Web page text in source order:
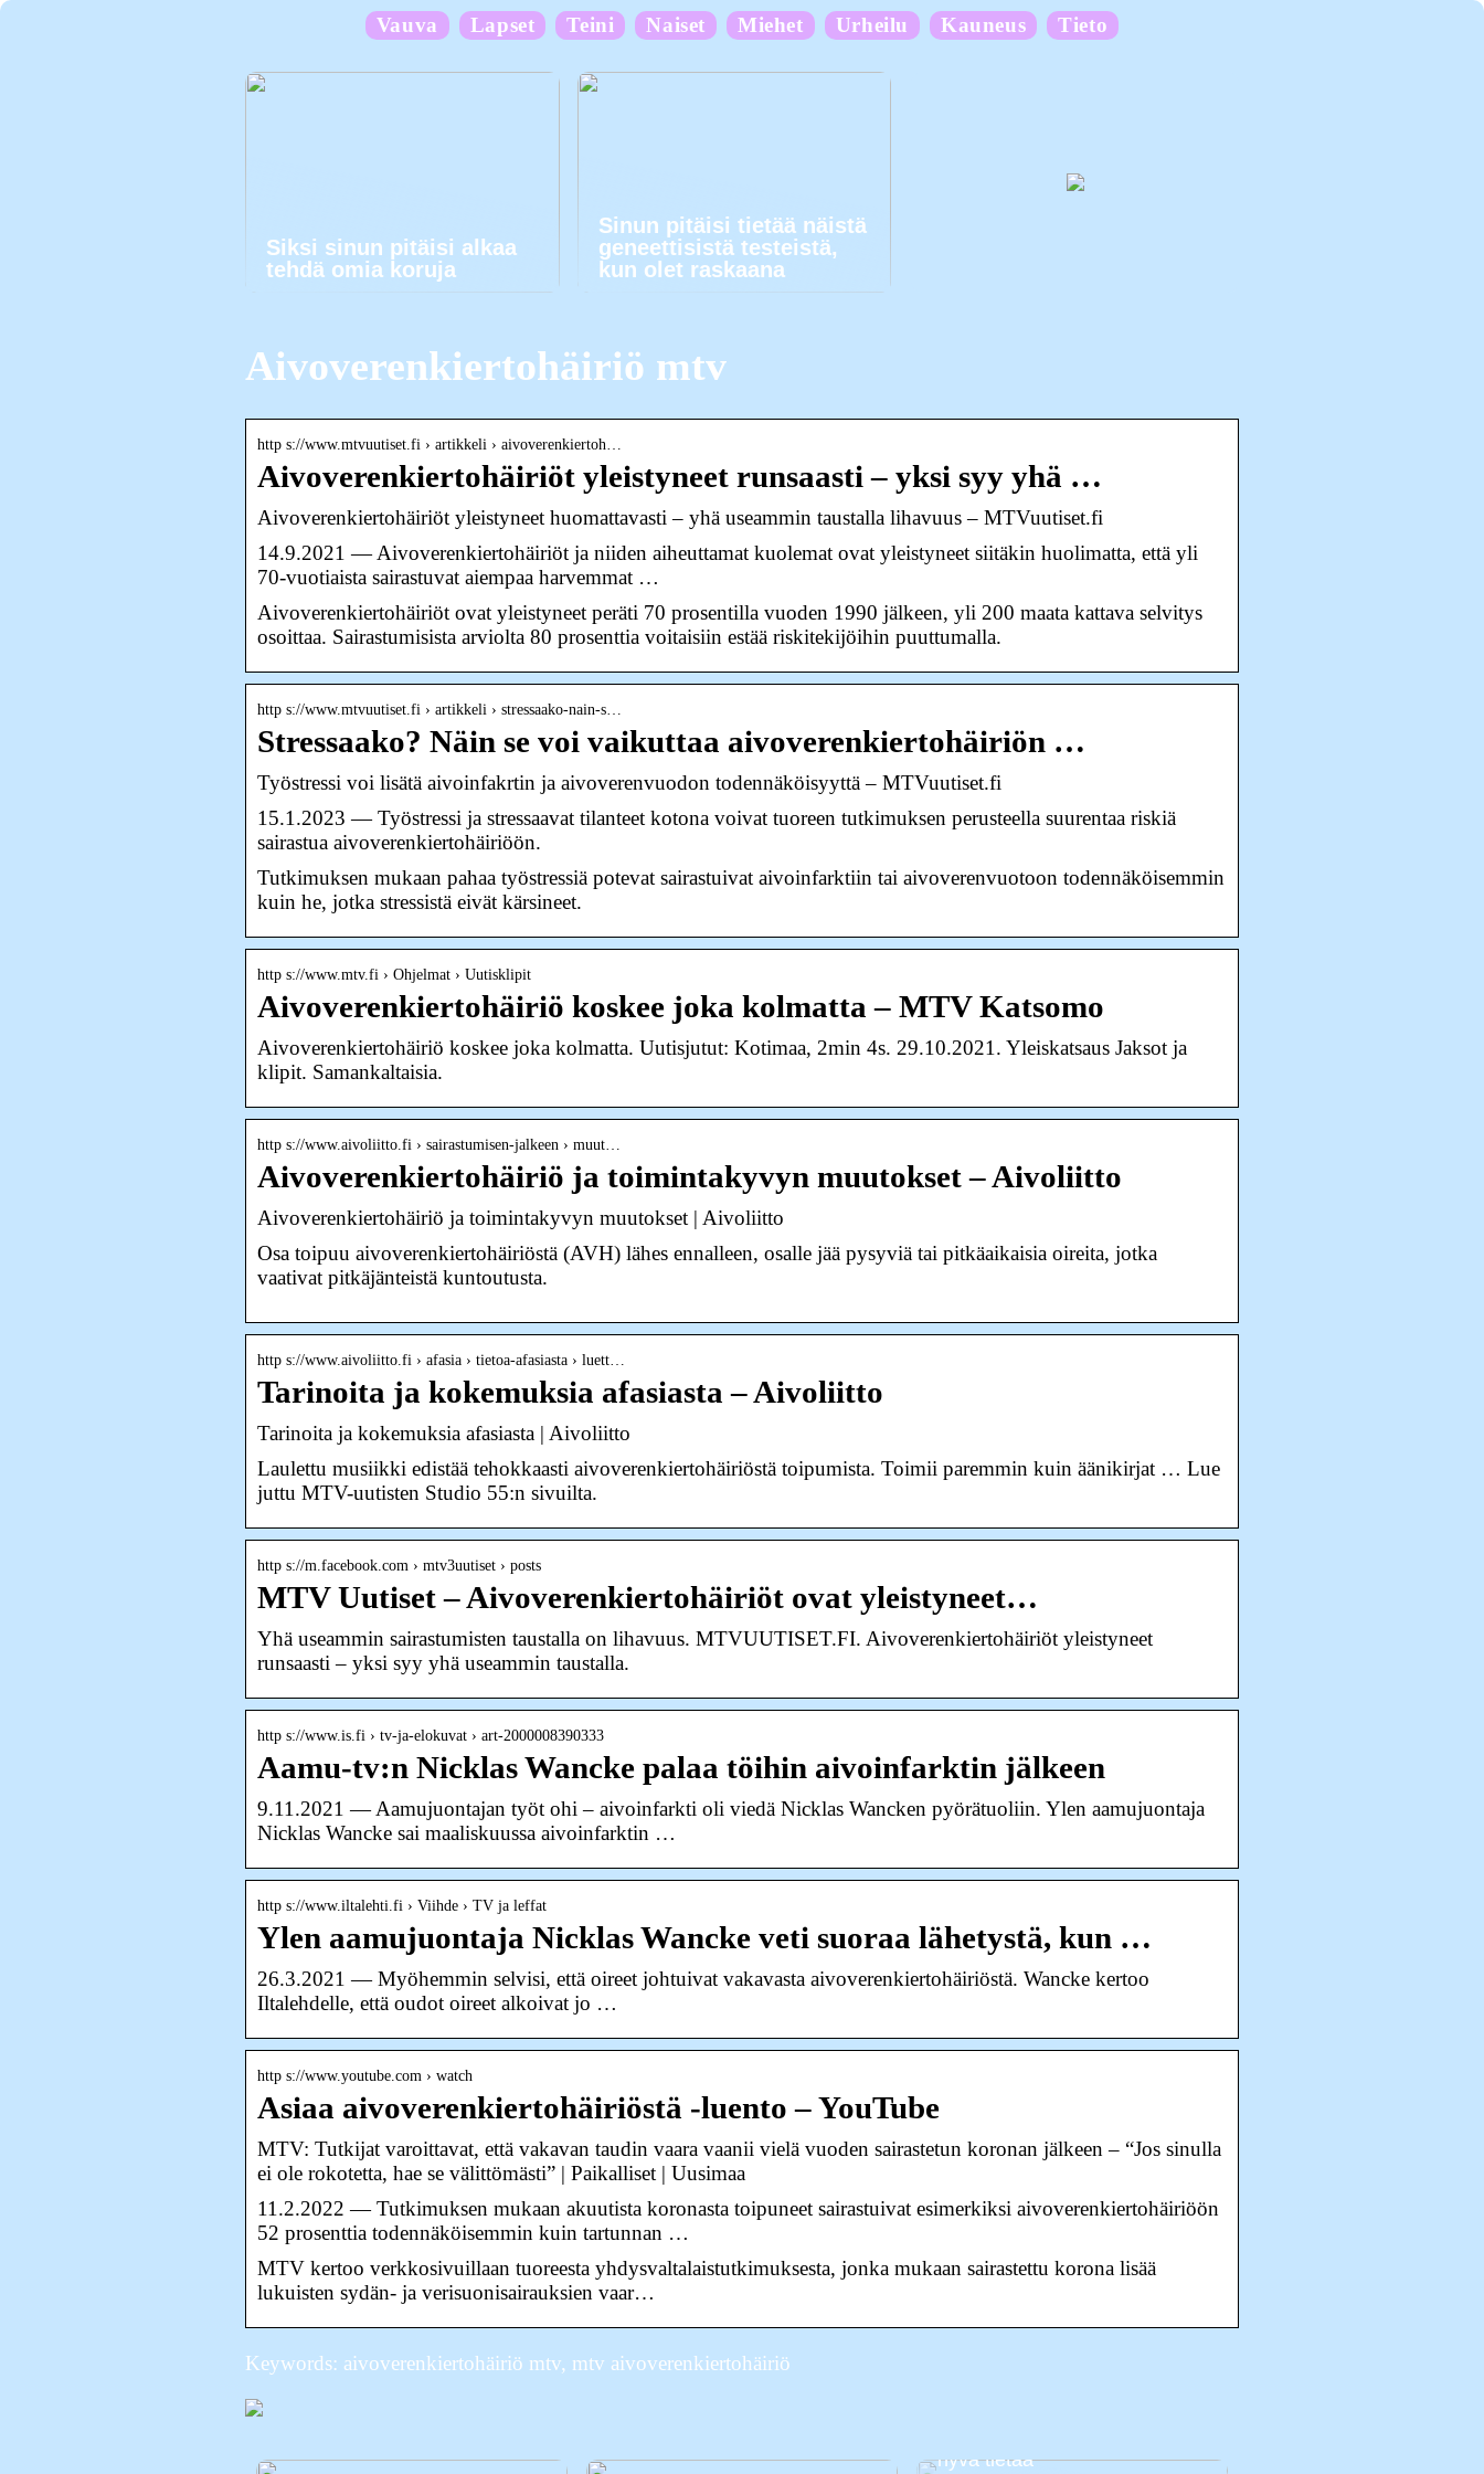
Vauva Lapset Teini Naiset Miehet Urheilu Kauneus Tieto
Siksi sinun pitäisi alkaa
tehdä omia koruja
Sinun pitäisi tietää näistä
geneettisistä testeistä,
kun olet raskaana
Aivoverenkiertohäiriö mtv
http s://www.mtvuutiset.fi › artikkeli › aivoverenkiertoh…
Aivoverenkiertohäiriöt yleistyneet runsaasti – yksi syy yhä …
Aivoverenkiertohäiriöt yleistyneet huomattavasti – yhä useammin taustalla lihavuus – MTVuutiset.fi
14.9.2021 — Aivoverenkiertohäiriöt ja niiden aiheuttamat kuolemat ovat yleistyneet siitäkin huolimatta, että yli
70-vuotiaista sairastuvat aiempaa harvemmat …
Aivoverenkiertohäiriöt ovat yleistyneet peräti 70 prosentilla vuoden 1990 jälkeen, yli 200 maata kattava selvitys
osoittaa. Sairastumisista arviolta 80 prosenttia voitaisiin estää riskitekijöihin puuttumalla.
http s://www.mtvuutiset.fi › artikkeli › stressaako-nain-s…
Stressaako? Näin se voi vaikuttaa aivoverenkiertohäiriön …
Työstressi voi lisätä aivoinfakrtin ja aivoverenvuodon todennäköisyyttä – MTVuutiset.fi
15.1.2023 — Työstressi ja stressaavat tilanteet kotona voivat tuoreen tutkimuksen perusteella suurentaa riskiä
sairastua aivoverenkiertohäiriöön.
Tutkimuksen mukaan pahaa työstressiä potevat sairastuivat aivoinfarktiin tai aivoverenvuotoon todennäköisemmin
kuin he, jotka stressistä eivät kärsineet.
http s://www.mtv.fi › Ohjelmat › Uutisklipit
Aivoverenkiertohäiriö koskee joka kolmatta – MTV Katsomo
Aivoverenkiertohäiriö koskee joka kolmatta. Uutisjutut: Kotimaa, 2min 4s. 29.10.2021. Yleiskatsaus Jaksot ja
klipit. Samankaltaisia.
http s://www.aivoliitto.fi › sairastumisen-jalkeen › muut…
Aivoverenkiertohäiriö ja toimintakyvyn muutokset – Aivoliitto
Aivoverenkiertohäiriö ja toimintakyvyn muutokset | Aivoliitto
Osa toipuu aivoverenkiertohäiriöstä (AVH) lähes ennalleen, osalle jää pysyviä tai pitkäaikaisia oireita, jotka
vaativat pitkäjänteistä kuntoutusta.
http s://www.aivoliitto.fi › afasia › tietoa-afasiasta › luett…
Tarinoita ja kokemuksia afasiasta – Aivoliitto
Tarinoita ja kokemuksia afasiasta | Aivoliitto
Laulettu musiikki edistää tehokkaasti aivoverenkiertohäiriöstä toipumista. Toimii paremmin kuin äänikirjat … Lue
juttu MTV-uutisten Studio 55:n sivuilta.
http s://m.facebook.com › mtv3uutiset › posts
MTV Uutiset – Aivoverenkiertohäiriöt ovat yleistyneet…
Yhä useammin sairastumisten taustalla on lihavuus. MTVUUTISET.FI. Aivoverenkiertohäiriöt yleistyneet
runsaasti – yksi syy yhä useammin taustalla.
http s://www.is.fi › tv-ja-elokuvat › art-2000008390333
Aamu-tv:n Nicklas Wancke palaa töihin aivoinfarktin jälkeen
9.11.2021 — Aamujuontajan työt ohi – aivoinfarkti oli viedä Nicklas Wancken pyörätuoliin. Ylen aamujuontaja
Nicklas Wancke sai maaliskuussa aivoinfarktin …
http s://www.iltalehti.fi › Viihde › TV ja leffat
Ylen aamujuontaja Nicklas Wancke veti suoraa lähetystä, kun …
26.3.2021 — Myöhemmin selvisi, että oireet johtuivat vakavasta aivoverenkiertohäiriöstä. Wancke kertoo
Iltalehdelle, että oudot oireet alkoivat jo …
http s://www.youtube.com › watch
Asiaa aivoverenkiertohäiriöstä -luento – YouTube
MTV: Tutkijat varoittavat, että vakavan taudin vaara vaanii vielä vuoden sairastetun koronan jälkeen – “Jos sinulla
ei ole rokotetta, hae se välittömästi” | Paikalliset | Uusimaa
11.2.2022 — Tutkimuksen mukaan akuutista koronasta toipuneet sairastuivat esimerkiksi aivoverenkiertohäiriöön
52 prosenttia todennäköisemmin kuin tartunnan …
MTV kertoo verkkosivuillaan tuoreesta yhdysvaltalaistutkimuksesta, jonka mukaan sairastettu korona lisää
lukuisten sydän- ja verisuonisairauksien vaar…
Keywords: aivoverenkiertohäiriö mtv, mtv aivoverenkiertohäiriö
hyvä tietää